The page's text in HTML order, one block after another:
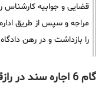
قضایی و جوابیه
مراجه و سپس از طریق
را بازداشت و در رهن
گام 6 اجاره سند در رازقان (دریافت نامه آزادی)